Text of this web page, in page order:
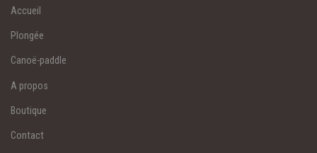
Accueil
Plongée
Canoë-paddle
A propos
Boutique
Contact